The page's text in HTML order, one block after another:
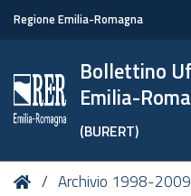
Regione Emilia-Romagna
Bollettino
Emilia-
(BURERT)
Tu HomeArchivio 1998-2009